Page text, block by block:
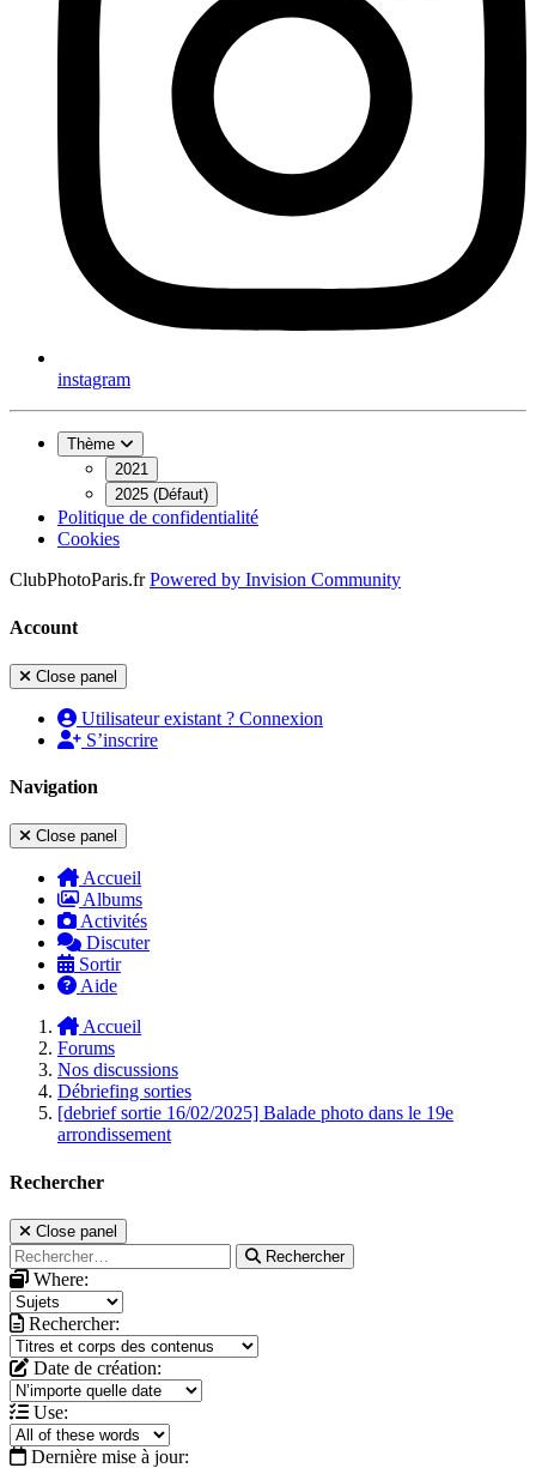
instagram
Thème
2021
2025 (Défaut)
Politique de confidentialité
Cookies
ClubPhotoParis.fr Powered by Invision Community
Account
Close panel
Utilisateur existant ? Connexion
S’inscrire
Navigation
Close panel
Accueil
Albums
Activités
Discuter
Sortir
Aide
Accueil
Forums
Nos discussions
Débriefing sorties
[debrief sortie 16/02/2025] Balade photo dans le 19e
arrondissement
Rechercher
Close panel
Rechercher
Where:
Rechercher:
Date de création:
Use:
Dernière mise à jour: